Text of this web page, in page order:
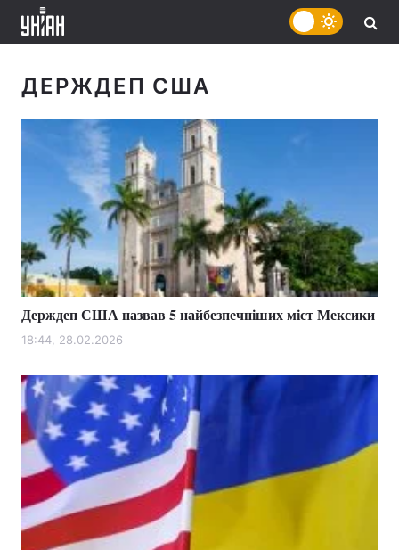
ДЕРЖДЕП США
Держдеп США назвав 5 найбезпечніших міст Мексики
18:44, 28.02.2026